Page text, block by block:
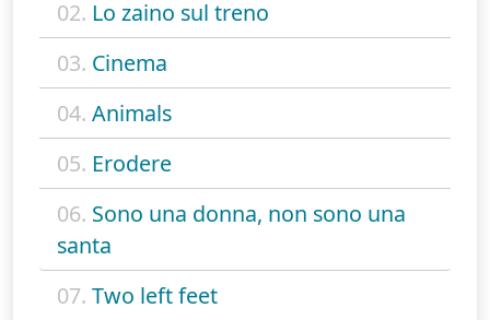
02. Lo zaino sul treno
03. Cinema
04. Animals
05. Erodere
06. Sono una donna, non sono una
santa
07. Two left feet